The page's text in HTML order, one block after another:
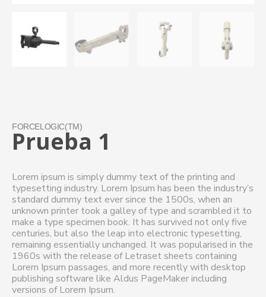
FORCELOGIC(TM)
Prueba 1
Lorem ipsum is simply dummy text of the printing and
typesetting industry. Lorem Ipsum has been the industry’s
standard dummy text ever since the 1500s, when an
unknown printer took a galley of type and scrambled it to
make a type specimen book. It has survived not only five
centuries, but also the leap into electronic typesetting,
remaining essentially unchanged. It was popularised in the
1960s with the release of Letraset sheets containing
Lorem Ipsum passages, and more recently with desktop
publishing software like Aldus PageMaker including
versions of Lorem Ipsum.